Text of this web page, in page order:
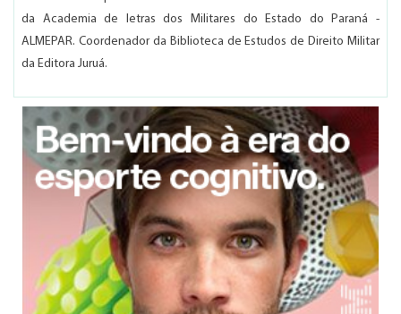
da Academia de letras dos Militares do Estado do Paraná -
ALMEPAR. Coordenador da Biblioteca de Estudos de Direito Militar
da Editora Juruá.